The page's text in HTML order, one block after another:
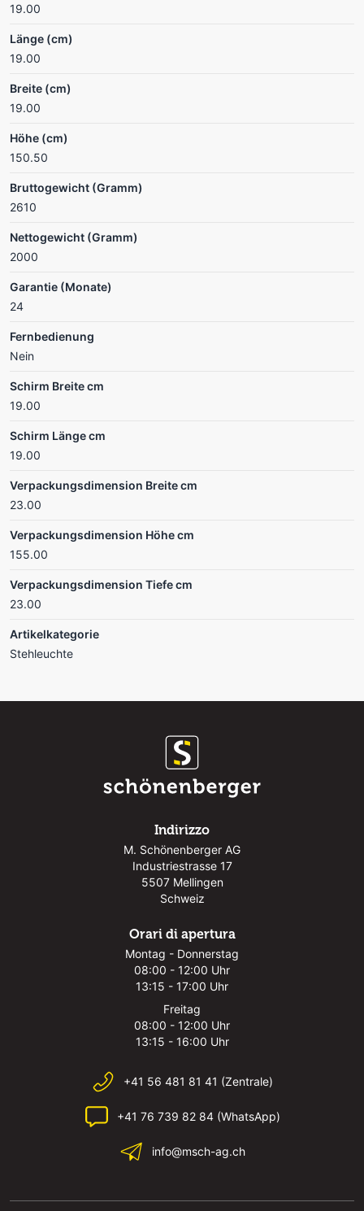
19.00
Länge (cm)
19.00
Breite (cm)
19.00
Höhe (cm)
150.50
Bruttogewicht (Gramm)
2610
Nettogewicht (Gramm)
2000
Garantie (Monate)
24
Fernbedienung
Nein
Schirm Breite cm
19.00
Schirm Länge cm
19.00
Verpackungsdimension Breite cm
23.00
Verpackungsdimension Höhe cm
155.00
Verpackungsdimension Tiefe cm
23.00
Artikelkategorie
Stehleuchte
Indirizzo
M. Schönenberger AG
Industriestrasse 17
5507 Mellingen
Schweiz
Orari di apertura
Montag - Donnerstag
08:00 - 12:00 Uhr
13:15 - 17:00 Uhr
Freitag
08:00 - 12:00 Uhr
13:15 - 16:00 Uhr
+41 56 481 81 41 (Zentrale)
+41 76 739 82 84 (WhatsApp)
info@msch-ag.ch